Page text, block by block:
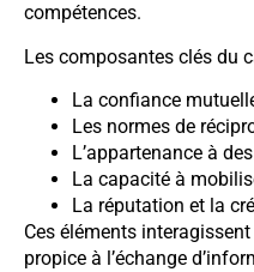
compétences.
Les composantes clés du
La confiance
Les normes de
L’appartenance à
La capacité à
La réputation et la
Ces éléments
propice à l’échange